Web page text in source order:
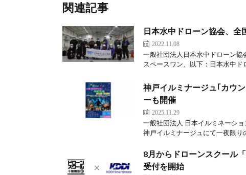
関連記事
日本水中ドローン協会、
2022.11.08
一般社団法人日本水中ドローン
スペースワン、以下：日本水中
神戸イルミナージュ｢カウ
ーも開催
2025.11.29
一般社団法人 日本イルミネーシ
神戸イルミナージュにて一夜限
8月からドローンスクール
受付を開始